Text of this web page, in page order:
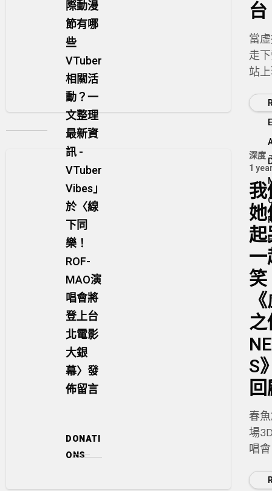
台
當
走
站
邊
被 E
E
深度
1
S
春
場
唱
際動漫
節有哪
些
VTuber
相關活
動？一
文整理
最新資
訊 -
VTuber
Vibes」
於〈線
下同
樂！
ROF-
MAO演
唱會將
登上台
北電影
大銀
幕〉發
佈留言
DONATI
ONS